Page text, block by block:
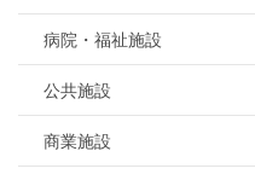
病院・福祉施設
公共施設
商業施設